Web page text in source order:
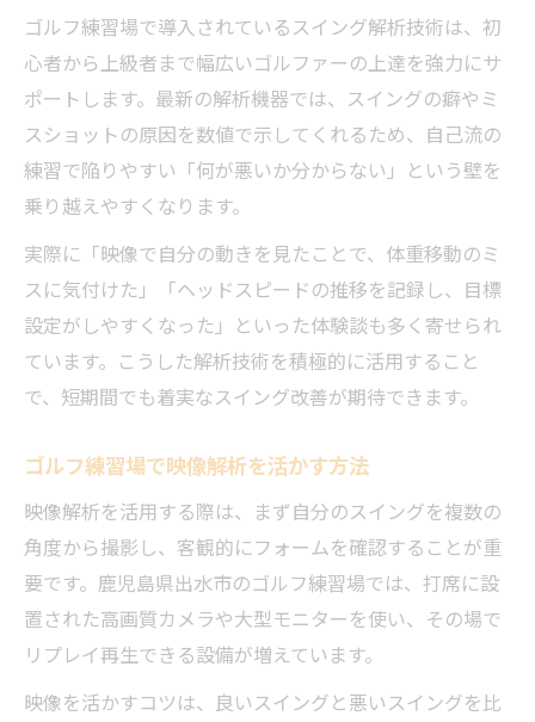
ゴルフ練習場で導入されているスイング解析技術は、初
心者から上級者まで幅広いゴルファーの上達を強力にサ
ポートします。最新の解析機器では、スイングの癖やミ
スショットの原因を数値で示してくれるため、自己流の
練習で陥りやすい「何が悪いか分からない」という壁を
乗り越えやすくなります。
実際に「映像で自分の動きを見たことで、体重移動のミ
スに気付けた」「ヘッドスピードの推移を記録し、目標
設定がしやすくなった」といった体験談も多く寄せられ
ています。こうした解析技術を積極的に活用すること
で、短期間でも着実なスイング改善が期待できます。
ゴルフ練習場で映像解析を活かす方法
映像解析を活用する際は、まず自分のスイングを複数の
角度から撮影し、客観的にフォームを確認することが重
要です。鹿児島県出水市のゴルフ練習場では、打席に設
置された高画質カメラや大型モニターを使い、その場で
リプレイ再生できる設備が増えています。
映像を活かすコツは、良いスイングと悪いスイングを比